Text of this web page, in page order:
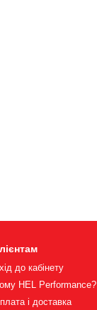
до кабінету
HEL Performance?
і доставка